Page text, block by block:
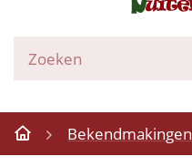
zoek
Startpagina
Bekendmakingen